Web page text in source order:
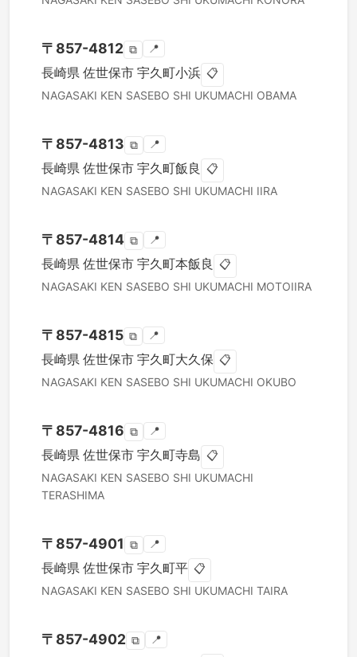
〒 857-4812 ⧉ 📍
長崎県 佐世保市 宇久町小浜 📋
NAGASAKI KEN SASEBO SHI UKUMACHI OBAMA
〒 857-4813 ⧉ 📍
長崎県 佐世保市 宇久町飯良 📋
NAGASAKI KEN SASEBO SHI UKUMACHI IIRA
〒 857-4814 ⧉ 📍
長崎県 佐世保市 宇久町本飯良 📋
NAGASAKI KEN SASEBO SHI UKUMACHI MOTOIIRA
〒 857-4815 ⧉ 📍
長崎県 佐世保市 宇久町大久保 📋
NAGASAKI KEN SASEBO SHI UKUMACHI OKUBO
〒 857-4816 ⧉ 📍
長崎県 佐世保市 宇久町寺島 📋
NAGASAKI KEN SASEBO SHI UKUMACHI
TERASHIMA
〒 857-4901 ⧉ 📍
長崎県 佐世保市 宇久町平 📋
NAGASAKI KEN SASEBO SHI UKUMACHI TAIRA
〒 857-4902 ⧉ 📍